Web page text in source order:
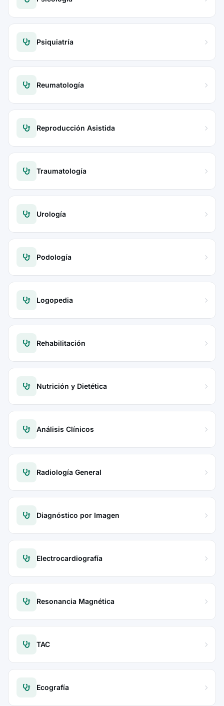
Psiquiatría
Reumatología
Reproducción Asistida
Traumatología
Urología
Podología
Logopedia
Rehabilitación
Nutrición y Dietética
Análisis Clínicos
Radiología General
Diagnóstico por Imagen
Electrocardiografía
Resonancia Magnética
TAC
Ecografía